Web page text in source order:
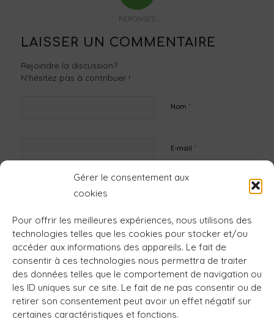
Gérer le consentement aux
cookies
Pour offrir les meilleures expériences, nous utilisons des
technologies telles que les cookies pour stocker et/ou
accéder aux informations des appareils. Le fait de
consentir à ces technologies nous permettra de traiter
des données telles que le comportement de navigation ou
les ID uniques sur ce site. Le fait de ne pas consentir ou de
retirer son consentement peut avoir un effet négatif sur
certaines caractéristiques et fonctions.
RÉPONSES
LAISSER UN COMMENTAIRE
Rejoindre la discussion?
N’hésitez pas à contribuer !
Nom *
E-mail *